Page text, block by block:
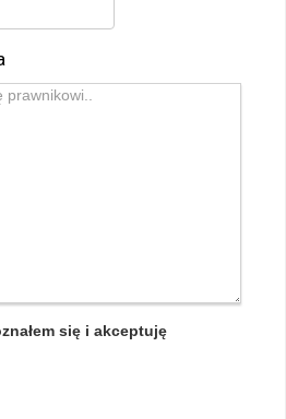
się i akceptuję